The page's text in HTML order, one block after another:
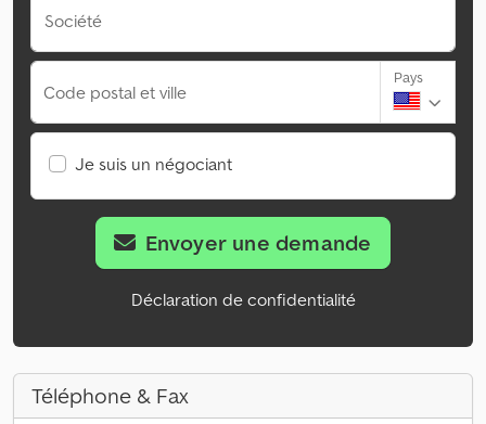
Société
Code postal et ville
Pays
Je suis un négociant
Envoyer une demande
Déclaration de confidentialité
Téléphone & Fax